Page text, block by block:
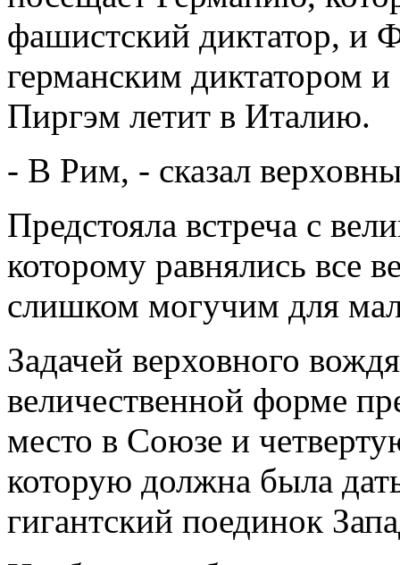
фашистский диктатор, и
германским диктатором
Пиргэм летит в Италию.
- В Рим, - сказал
Предстояла встреча с
которому равнялись все
слишком могучим для
Задачей верховного
величественной форме
место в Союзе и
которую должна была
гигантский поединок